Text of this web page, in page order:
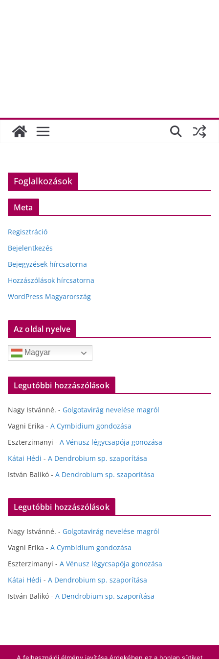
Foglalkozások
Meta
Regisztráció
Bejelentkezés
Bejegyzések hírcsatorna
Hozzászólások hírcsatorna
WordPress Magyarország
Az oldal nyelve
Magyar
Legutóbbi hozzászólások
Nagy Istvánné. - Golgotavirág nevelése magról
Vagni Erika - A Cymbidium gondozása
Eszterzimanyi - A Vénusz légycsapója gonozása
Kátai Hédi - A Dendrobium sp. szaporítása
István Balikó - A Dendrobium sp. szaporítása
Legutóbbi hozzászólások
Nagy Istvánné. - Golgotavirág nevelése magról
Vagni Erika - A Cymbidium gondozása
Eszterzimanyi - A Vénusz légycsapója gonozása
Kátai Hédi - A Dendrobium sp. szaporítása
István Balikó - A Dendrobium sp. szaporítása